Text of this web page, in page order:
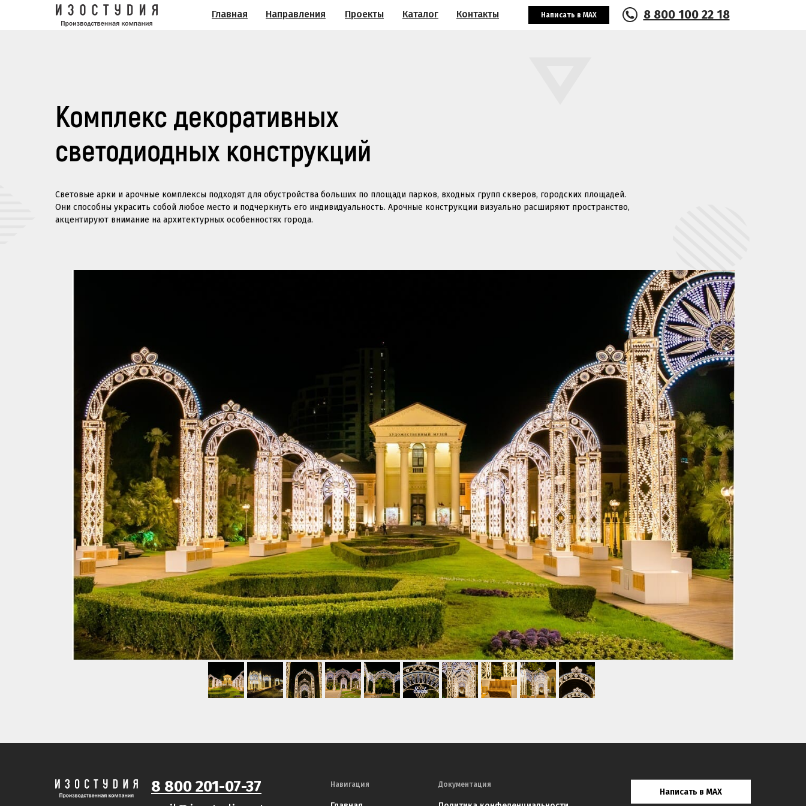
Главная Направления Контакты
Каталог 8 800 100 22 18
Проекты Написать в MAX
Комплекс декоративных
светодиодных конструкций
Световые арки и арочные комплексы подходят для обустройства больших по площади парков, входных групп скверов, городских площадей.
Они способны украсить собой любое место и подчеркнуть его индивидуальность. Арочные конструкции визуально расширяют пространство,
акцентируют внимание на архитектурных особенностях города.
Навигация Документация
8 800 201-07-37 Написать в MAX